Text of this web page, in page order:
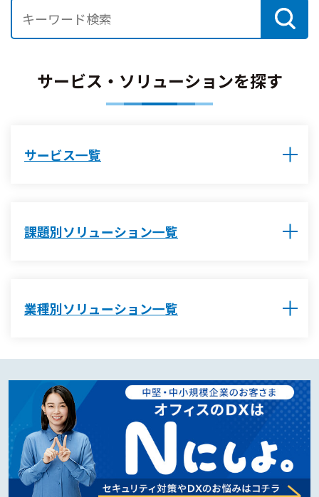
サービス・ソリューションを探す
サービス一覧
課題別ソリューション一覧
業種別ソリューション一覧